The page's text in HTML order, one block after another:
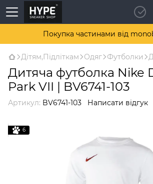
Покупка частинами від
Дітям,Підліткам Одяг Футболки
Дитяча футболка Nike
Park VII | BV6741-103
Артикул: BV6741-103 Написати відгук
6